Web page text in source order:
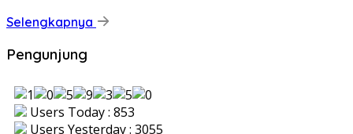
Selengkapnya
Pengunjung
Users Today : 853
Users Yesterday : 3055